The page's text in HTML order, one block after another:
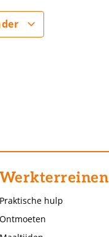
Werkterreinen
Praktische hulp
Ontmoeten